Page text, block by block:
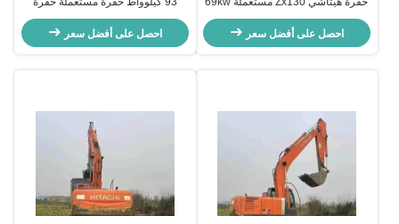
معدات البناء حفرة الزحف
احصل على أفضل سعر
هيتاشي Zx120 يد ثانية نوع الزحف
الحفرة
احصل على أفضل سعر